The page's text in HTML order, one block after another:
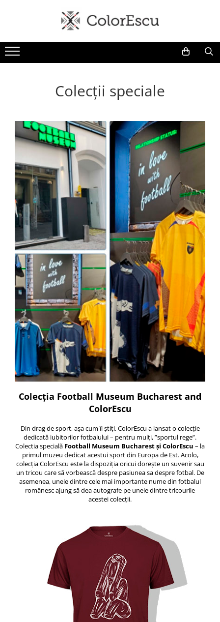
Toate produsele
Tricouri
Tricouri sport tehnice
Bluze si hanorace
Bluze si hanorace bărbați
Bluze si hanorace damă
Bluze de trening | Bluze tehnice
sport
Pantaloni
Șepci și căciuli
Accesorii
Colecții
România
Haine dacice
Simboluri tradiționale
reinterpretate
Tricouri cu mesaje de bine
Tricouri de poveste
Carduri Cadou
Colecții speciale
Tricouri Andra
Colecția Cucuteni Neamț
Colecții speciale
Colecția Football Museum Bucharest and
ColorEscu
Din drag de sport, așa cum îl știți, ColorEscu a lansat o colecție
dedicată iubitorilor fotbalului – pentru mulți, ”sportul rege”.
Colectia specială Football Museum Bucharest și ColorEscu – la
primul muzeu dedicat acestui sport din Europa de Est. Acolo,
colecția ColorEscu este la dispoziția oricui dorește un suvenir sau
un tricou care să vorbească despre pasiunea sa despre fotbal. De
asemenea, unele dintre cele mai importante nume din fotbalul
românesc ajung să dea autografe pe unele dintre tricourile
acestei colecții.